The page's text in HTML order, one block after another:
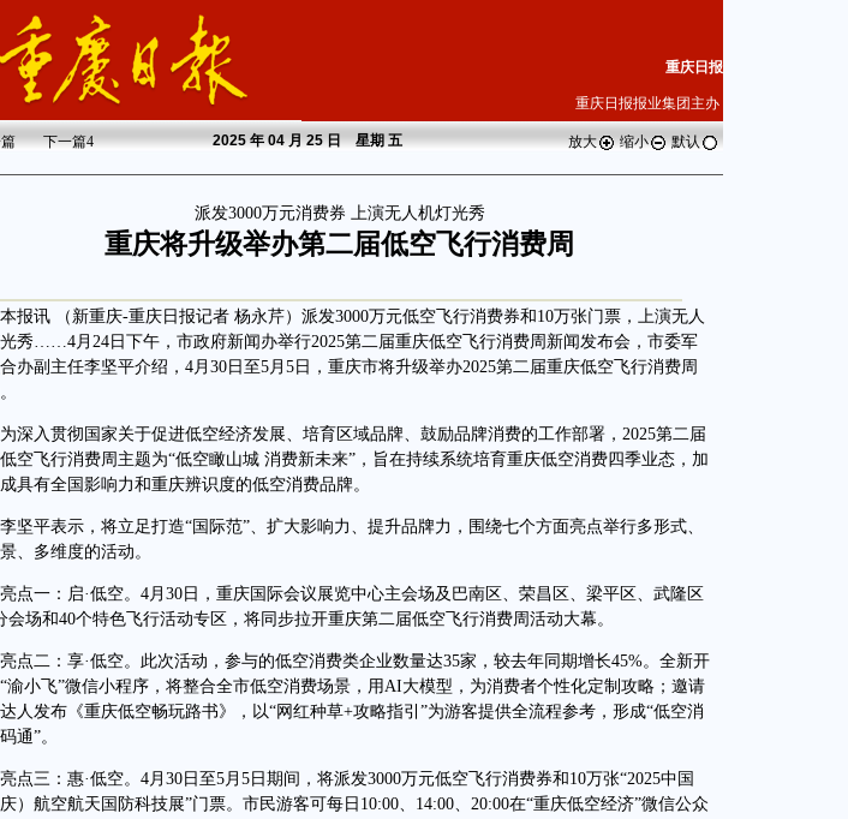
重庆日报
重庆日报报业集团主办
下一篇4 2025年 04 月 25 日 星期五 放大 缩小 默认
派发3000万元消费券 上演无人机灯光秀
重庆将升级举办第二届低空飞行消费周
讯 （新重庆-重庆日报记者 杨永芹）派发3000万元低空飞行消费券和10万张门票，上演无人
秀……4月24日下午，市政府新闻办举行2025第二届重庆低空飞行消费周新闻发布会，市委军
办副主任李坚平介绍，4月30日至5月5日，重庆市将升级举办2025第二届重庆低空飞行消费周
入贯彻国家关于促进低空经济发展、培育区域品牌、鼓励品牌消费的工作部署，2025第二届
空飞行消费周主题为“低空瞰山城 消费新未来”，旨在持续系统培育重庆低空消费四季业态，加
具有全国影响力和重庆辨识度的低空消费品牌。
平表示，将立足打造“国际范”、扩大影响力、提升品牌力，围绕七个方面亮点举行多形式、
、多维度的活动。
一：启·低空。4月30日，重庆国际会议展览中心主会场及巴南区、荣昌区、梁平区、武隆区
会场和40个特色飞行活动专区，将同步拉开重庆第二届低空飞行消费周活动大幕。
二：享·低空。此次活动，参与的低空消费类企业数量达35家，较去年同期增长45%。全新开
渝小飞”微信小程序，将整合全市低空消费场景，用AI大模型，为消费者个性化定制攻略；邀请
人发布《重庆低空畅玩路书》，以“网红种草+攻略指引”为游客提供全流程参考，形成“低空消
通”。
三：惠·低空。4月30日至5月5日期间，将派发3000万元低空飞行消费券和10万张“2025中国
庆）航空航天国防科技展”门票。市民游客可每日10:00、14:00、20:00在“重庆低空经济”微信公众